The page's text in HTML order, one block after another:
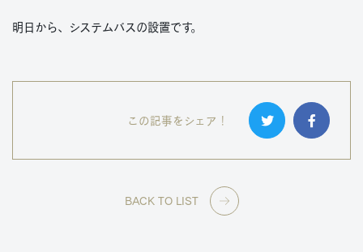
明日から、システムバスの設置です。
この記事をシェア！
BACK TO LIST